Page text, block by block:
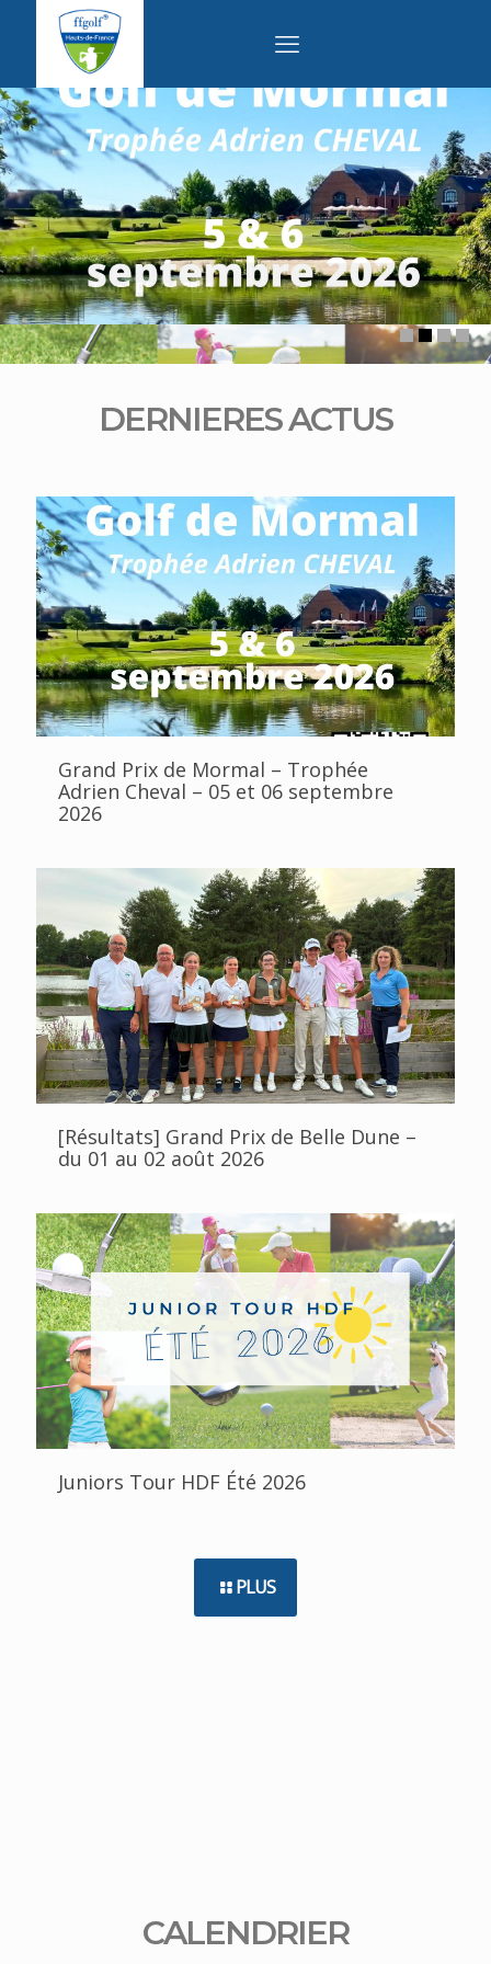
Juniors Tour HDF Été 2026
DERNIERES ACTUS
Grand Prix de Mormal – Trophée
Adrien Cheval – 05 et 06 septembre
2026
[Résultats] Grand Prix de Belle Dune –
du 01 au 02 août 2026
Juniors Tour HDF Été 2026
PLUS
CALENDRIER